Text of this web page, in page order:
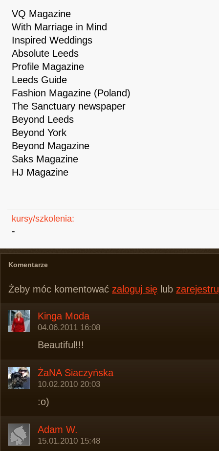
VQ Magazine
With Marriage in Mind
Inspired Weddings
Absolute Leeds
Profile Magazine
Leeds Guide
Fashion Magazine (Poland)
The Sanctuary newspaper
Beyond Leeds
Beyond York
Beyond Magazine
Saks Magazine
HJ Magazine
kursy/szkolenia:
-
Komentarze
Żeby móc komentować zaloguj się lub
Kinga Moda
04.06.2011 16:08
Beautiful!!!
ŻaNA Siaczyńska
10.02.2010 20:03
:o)
Adam W.
15.01.2010 15:48